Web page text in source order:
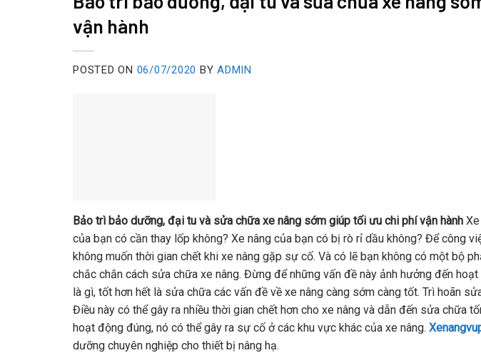
vận hành
POSTED ON 06/07/2020 BY ADMIN
Bảo trì bảo dưỡng, đại tu và sửa chữa xe nâng sớm giúp tối ưu chi phí vận hành
của bạn có cần thay lốp không? Xe nâng của bạn có bị rò rỉ dầu không? Để công
không muốn thời gian chết khi xe nâng gặp sự cố. Và có lẽ bạn không có một bộ
chắc chắn cách sửa chữa xe nâng. Đừng để những vấn đề này ảnh hưởng đến
là gì, tốt hơn hết là sửa chữa các vấn đề về xe nâng càng sớm càng tốt. Trì hoãn
Điều này có thể gây ra nhiều thời gian chết hơn cho xe nâng và dẫn đến sửa chữa
hoạt động đúng, nó có thể gây ra sự cố ở các khu vực khác của xe nâng.
dưỡng chuyên nghiệp cho thiết bị nâng hạ.